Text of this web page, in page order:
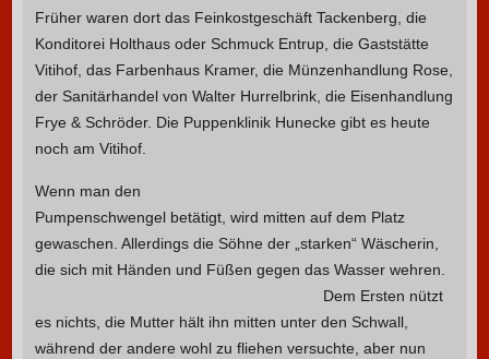
Früher waren dort das Feinkostgeschäft Tackenberg, die
Konditorei Holthaus oder Schmuck Entrup, die Gaststätte
Vitihof, das Farbenhaus Kramer, die Münzenhandlung Rose,
der Sanitärhandel von Walter Hurrelbrink, die Eisenhandlung
Frye & Schröder. Die Puppenklinik Hunecke gibt es heute
noch am Vitihof.
Wenn man den
Pumpenschwengel betätigt, wird mitten auf dem Platz
gewaschen. Allerdings die Söhne der „starken“ Wäscherin,
die sich mit Händen und Füßen gegen das Wasser wehren.
Dem Ersten nützt
es nichts, die Mutter hält ihn mitten unter den Schwall,
während der andere wohl zu fliehen versuchte, aber nun